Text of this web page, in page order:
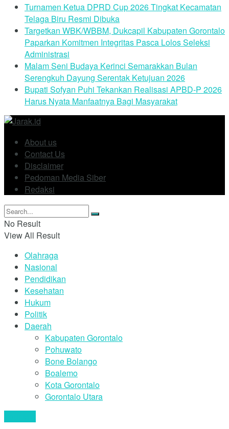
Turnamen Ketua DPRD Cup 2026 Tingkat Kecamatan
Telaga Biru Resmi Dibuka
Targetkan WBK/WBBM, Dukcapil Kabupaten Gorontalo
Paparkan Komitmen Integritas Pasca Lolos Seleksi
Administrasi
Malam Seni Budaya Kerinci Semarakkan Bulan
Serengkuh Dayung Serentak Ketujuan 2026
Bupati Sofyan Puhi Tekankan Realisasi APBD-P 2026
Harus Nyata Manfaatnya Bagi Masyarakat
About us
Contact Us
Disclaimer
Pedoman Media Siber
Redaksi
No Result
View All Result
Olahraga
Nasional
Pendidikan
Kesehatan
Hukum
Politik
Daerah
Kabupaten Gorontalo
Pohuwato
Bone Bolango
Boalemo
Kota Gorontalo
Gorontalo Utara